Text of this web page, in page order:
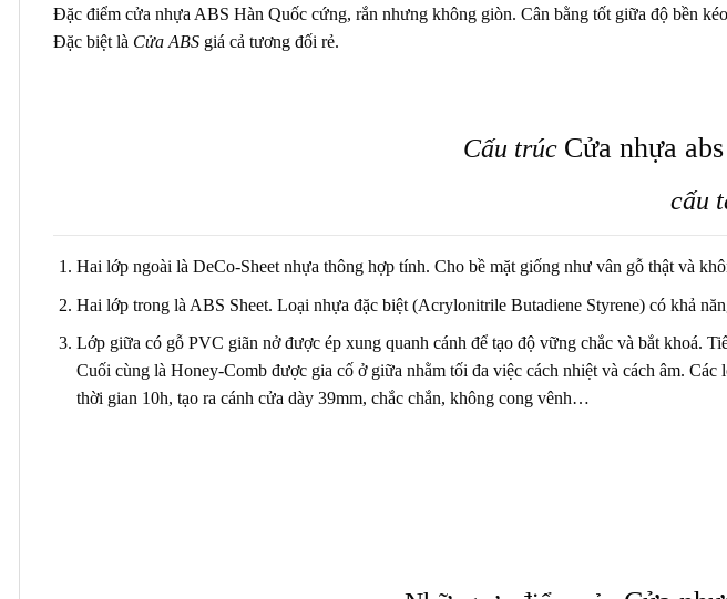
Đặc điểm cửa nhựa ABS Hàn Quốc cứng, rắn nhưng không giòn. Cân bằng tốt giữa độ bền
Đặc biệt là Cửa ABS giá cả tương đối rẻ.
Cấu trúc Cửa nhựa
cấu
Hai lớp ngoài là DeCo-Sheet nhựa thông hợp tính. Cho bề mặt giống như vân gỗ thật và
Hai lớp trong là ABS Sheet. Loại nhựa đặc biệt (Acrylonitrile Butadiene Styrene) có khả
Lớp giữa có gỗ PVC giãn nở được ép xung quanh cánh để tạo độ vững chắc và bắt khoá.
Cuối cùng là Honey-Comb được gia cố ở giữa nhằm tối đa việc cách nhiệt và cách âm.
thời gian 10h, tạo ra cánh cửa dày 39mm, chắc chắn, không cong vênh…